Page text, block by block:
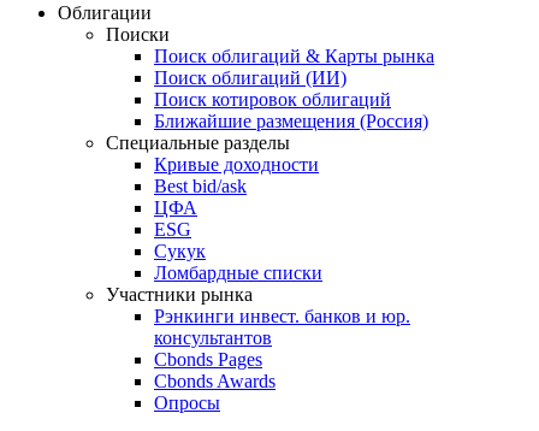
Облигации
Поиски
Поиск облигаций & Карты рынка
Поиск облигаций (ИИ)
Поиск котировок облигаций
Ближайшие размещения (Россия)
Специальные разделы
Кривые доходности
Best bid/ask
ЦФА
ESG
Сукук
Ломбардные списки
Участники рынка
Рэнкинги инвест. банков и юр.
консультантов
Cbonds Pages
Cbonds Awards
Опросы